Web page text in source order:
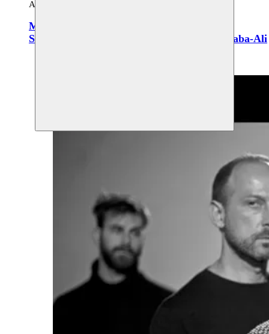
Archives, art visuel, théâtre
MOUSSEM IN HET BOS
Sawsan Bou Khaled, Remah Jabr, Younes Baba-Ali